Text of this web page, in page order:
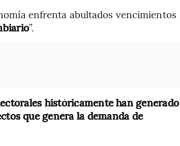
enfrenta abultados vencimientos
”.
históricamente han generado
que genera la demanda de